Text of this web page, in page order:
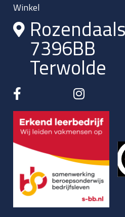
Winkel
7396BB
Terwolde